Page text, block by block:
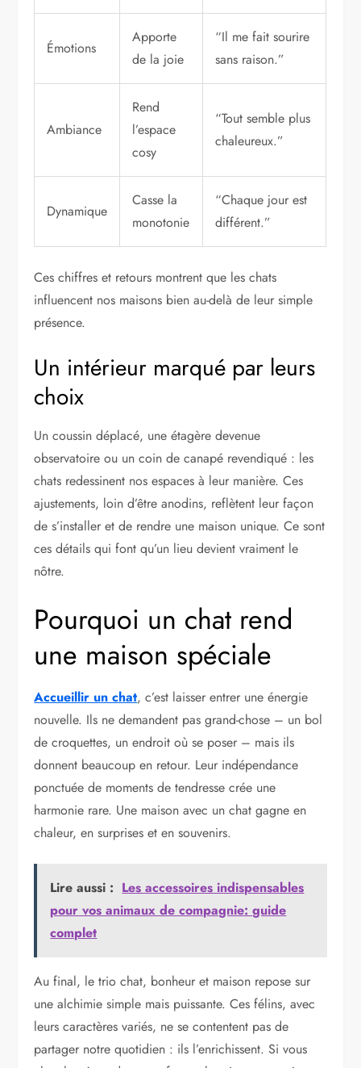
Émotions
Apporte
de la joie
“Il me fait sourire
sans raison.”
Ambiance
Rend
l’espace
cosy
“Tout semble plus
chaleureux.”
Dynamique
Casse la
monotonie
“Chaque jour est
différent.”
Ces chiffres et retours montrent que les chats
influencent nos maisons bien au-delà de leur simple
présence.
Un intérieur marqué par leurs
choix
Un coussin déplacé, une étagère devenue
observatoire ou un coin de canapé revendiqué : les
chats redessinent nos espaces à leur manière. Ces
ajustements, loin d’être anodins, reflètent leur façon
de s’installer et de rendre une maison unique. Ce sont
ces détails qui font qu’un lieu devient vraiment le
nôtre.
Pourquoi un chat rend
une maison spéciale
Accueillir un chat, c’est laisser entrer une énergie
nouvelle. Ils ne demandent pas grand-chose – un bol
de croquettes, un endroit où se poser – mais ils
donnent beaucoup en retour. Leur indépendance
ponctuée de moments de tendresse crée une
harmonie rare. Une maison avec un chat gagne en
chaleur, en surprises et en souvenirs.
Lire aussi : Les accessoires indispensables
pour vos animaux de compagnie: guide
complet
Au final, le trio chat, bonheur et maison repose sur
une alchimie simple mais puissante. Ces félins, avec
leurs caractères variés, ne se contentent pas de
partager notre quotidien : ils l’enrichissent. Si vous